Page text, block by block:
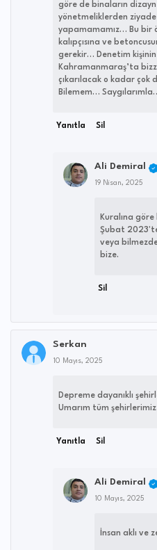
göre de binaların
yönetmeliklerden
yapamamamız… Bu bir
kalıpçısına ve
gerekir… Denetim
Kahramanmaraş’ta
çıkarılacak o kadar çok
Bilemem…
Yanıtla Sil
Ali Demiral
19 Nisan, 2025
Kuralına
Şubat
veya
bize.
Sil
Serkan
10 Mayıs, 2025
Depreme dayanıklı
Umarım tüm
Yanıtla Sil
Ali Demiral
10 Mayıs, 2025
İnsan aklı ve